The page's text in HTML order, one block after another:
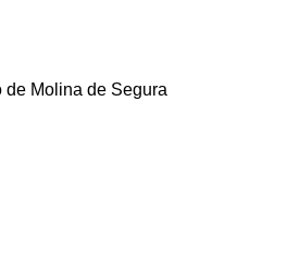
de Molina de Segura